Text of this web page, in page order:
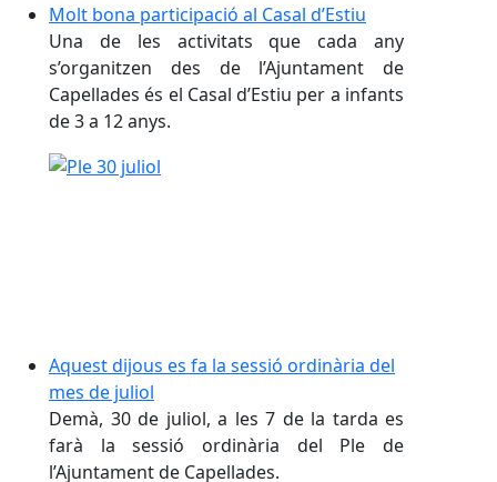
Molt bona participació al Casal d’Estiu
Una de les activitats que cada any
s’organitzen des de l’Ajuntament de
Capellades és el Casal d’Estiu per a infants
de 3 a 12 anys.
Aquest dijous es fa la sessió ordinària del
mes de juliol
Demà, 30 de juliol, a les 7 de la tarda es
farà la sessió ordinària del Ple de
l’Ajuntament de Capellades.